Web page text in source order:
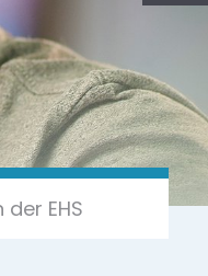
EHS